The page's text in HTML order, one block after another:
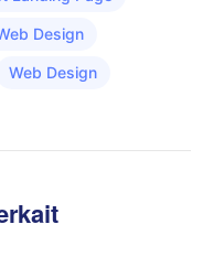
Design
Web Design